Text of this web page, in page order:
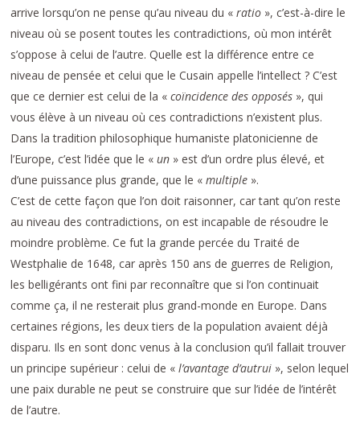
arrive lorsqu’on ne pense qu’au niveau du «ratio », c’est-à-dire le
niveau où se posent toutes les contradictions, où mon intérêt
s’oppose à celui de l’autre. Quelle est la différence entre ce
niveau de pensée et celui que le Cusain appelle l’intellect ? C’est
que ce dernier est celui de la «coïncidence des opposés », qui
vous élève à un niveau où ces contradictions n’existent plus.
Dans la tradition philosophique humaniste platonicienne de
l’Europe, c’est l’idée que le «un » est d’un ordre plus élevé, et
d’une puissance plus grande, que le «multiple ».
C’est de cette façon que l’on doit raisonner, car tant qu’on reste
au niveau des contradictions, on est incapable de résoudre le
moindre problème. Ce fut la grande percée du Traité de
Westphalie de 1648, car après 150 ans de guerres de Religion,
les belligérants ont fini par reconnaître que si l’on continuait
comme ça, il ne resterait plus grand-monde en Europe. Dans
certaines régions, les deux tiers de la population avaient déjà
disparu. Ils en sont donc venus à la conclusion qu’il fallait trouver
un principe supérieur : celui de «l’avantage d’autrui », selon lequel
une paix durable ne peut se construire que sur l’idée de l’intérêt
de l’autre.